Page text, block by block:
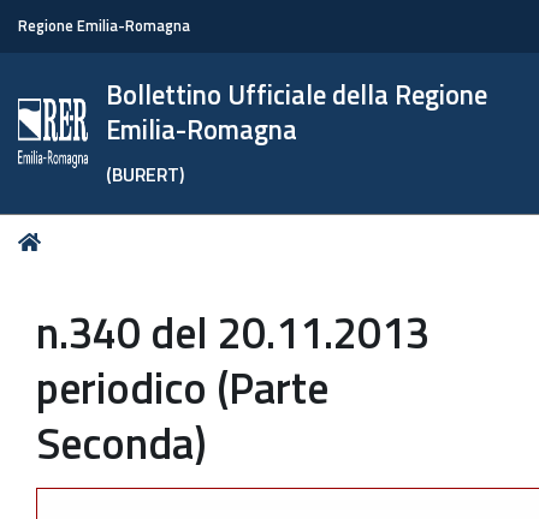
Regione Emilia-Romagna
Bollettino Ufficiale della Regione
Emilia-Romagna
(BURERT)
Tu
n.340 del 20.11.2013
periodico (Parte
Seconda)